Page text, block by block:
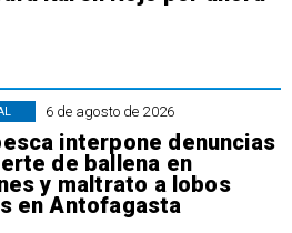
6 de agosto de 2026
interpone denuncias
de ballena en
y maltrato a lobos
en Antofagasta